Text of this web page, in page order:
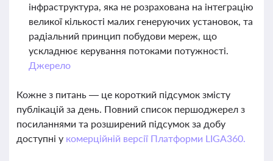
інфраструктура, яка не розрахована на інтеграцію
великої кількості малих генеруючих установок, та
радіальний принцип побудови мереж, що
ускладнює керування потоками потужності.
Джерело
Кожне з питань — це короткий підсумок змісту
публікацій за день. Повний список першоджерел з
посиланнями та розширений підсумок за добу
доступні у комерційній версії Платформи LIGA360.